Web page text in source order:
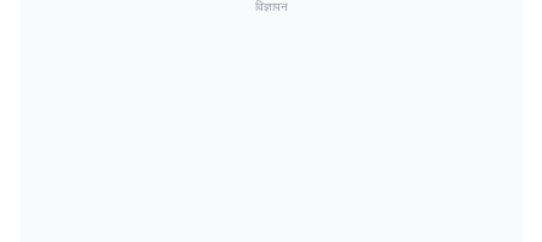
विज्ञापन